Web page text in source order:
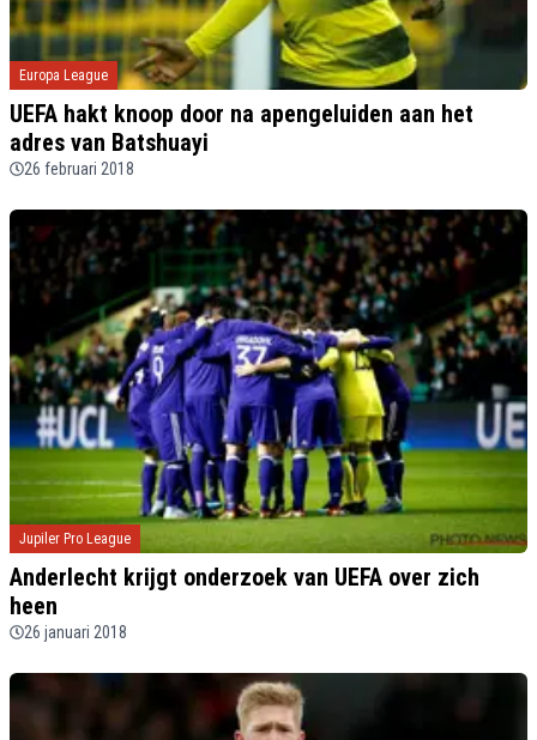
Europa League
UEFA hakt knoop door na apengeluiden aan het
adres van Batshuayi
26 februari 2018
Jupiler Pro League
Anderlecht krijgt onderzoek van UEFA over zich
heen
26 januari 2018